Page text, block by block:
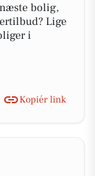
bolig,
Lige
i
Kopiér link